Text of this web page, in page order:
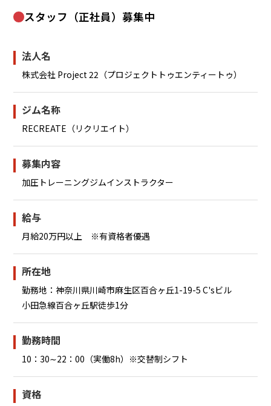
スタッフ（正社員）募集中
法人名
株式会社 Project 22（プロジェクトトゥエンティートゥ）
ジム名称
RECREATE（リクリエイト）
募集内容
加圧トレーニングジムインストラクター
給与
月給20万円以上 ※有資格者優遇
所在地
勤務地：神奈川県川崎市麻生区百合ヶ丘1-19-5 C'sビル
小田急線百合ヶ丘駅徒歩1分
勤務時間
10：30∼22：00（実働8h）※交替制シフト
資格